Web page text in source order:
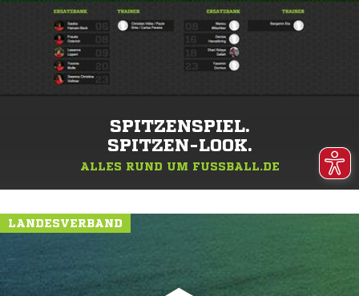
SPITZENSPIEL.
SPITZEN-LOOK.
ALLES RUND UM FUSSBALL.DE
LANDESVERBAND